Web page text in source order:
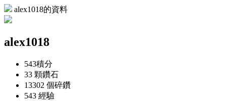
alex1018的資料
alex1018
543積分
33 顆鑽石
13302 個碎鑽
543 經驗